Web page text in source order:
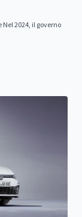
2024, il governo